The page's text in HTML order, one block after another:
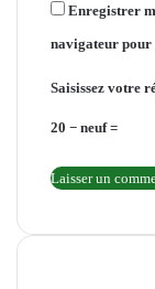
Enregistrer
navigateur pour
Saisissez votre
20 − neuf =